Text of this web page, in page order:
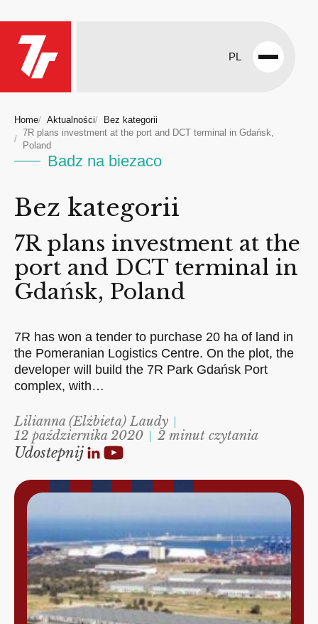
PL
Open
Home Aktualności
Bez kategorii
7R plans investment at the port and DCT terminal in Gdańsk,
Poland
Badz na biezaco
Bez kategorii
7R plans investment at the
port and DCT terminal in
Gdańsk, Poland
7R has won a tender to purchase 20 ha of land in
the Pomeranian Logistics Centre. On the plot, the
developer will build the 7R Park Gdańsk Port
complex, with…
Lilianna (Elżbieta) Laudy
12 października 2020
2 minut czytania
Udostepnij